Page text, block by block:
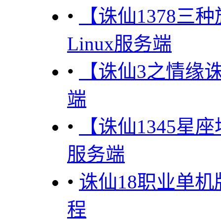
•
【诛仙1378三
Linux服务端
•
【诛仙3之情缘
端
•
【诛仙1345星
服务端
• 诛仙18职业单
程